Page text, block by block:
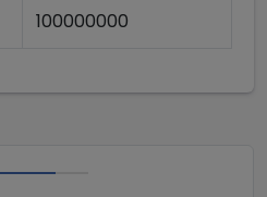
100000000